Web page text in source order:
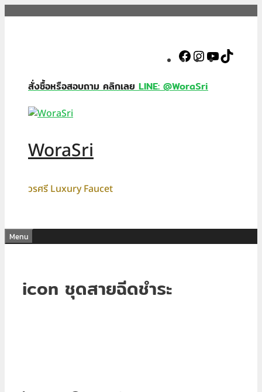
Facebook
Instagram
YouTube
สั่งซื้อหรือสอบถาม คลิกเลยLINE: @WoraSri
WoraSri
วรศรี Luxury Faucet
Menu
icon ชุดสายฉีดชำระ